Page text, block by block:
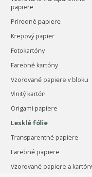
papiere
Prírodné papiere
Krepový papier
Fotokartóny
Farebné kartóny
Vzorované papiere v bloku
Vlnitý kartón
Origami papiere
Lesklé fólie
Transparentné papiere
Farebné papiere
Vzorované papiere a
Art Deco kovová fólia, 14 x
6.94 €